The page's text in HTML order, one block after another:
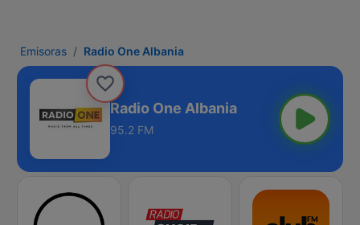
Emisoras Radio One Albania
Radio One Albania
95.2 FM